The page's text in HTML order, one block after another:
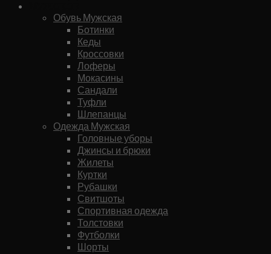
Обувь Мужская
Ботинки
Кеды
Кроссовки
Лоферы
Мокасины
Сандали
Туфли
Шлепанцы
Одежда Мужская
Головные уборы
Джинсы и брюки
Жилеты
Куртки
Рубашки
Свитшоты
Спортивная одежда
Толстовки
Футболки
Шорты